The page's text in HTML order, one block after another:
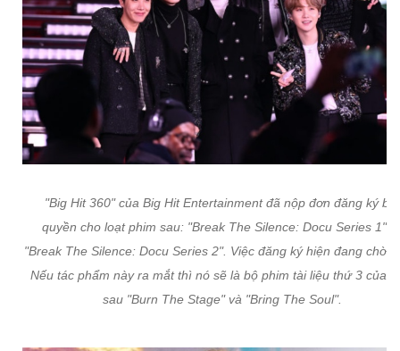
"Big Hit 360" của Big Hit Entertainment đã nộp đơn đăng ký
quyền cho loạt phim sau: "Break The Silence: Docu Series 1"
"Break The Silence: Docu Series 2". Việc đăng ký hiện đang chờ
Nếu tác phẩm này ra mắt thì nó sẽ là bộ phim tài liệu thứ 3 của
sau "Burn The Stage" và "Bring The Soul".